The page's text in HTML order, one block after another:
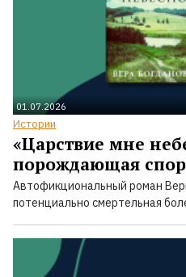
01.07.2026
Истории
«Царствие мне
порождающая
Автофикциональный роман
потенциально смертельная